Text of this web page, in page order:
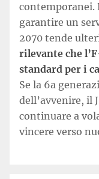
contemporanei.
garantire un
2070 tende
rilevante che
standard per i
Se la 6a
dell’avvenire, il
continuare a
vincere verso